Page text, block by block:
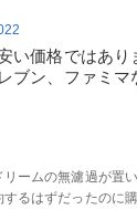
い価格ではあ
ブン、ファミ
ームの無濾過が置い
るはずだったのに